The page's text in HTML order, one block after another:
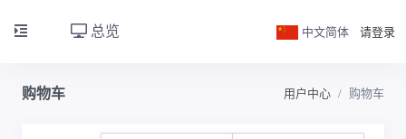
总览 中文简体 请登录
购物车 用户中心 购物车